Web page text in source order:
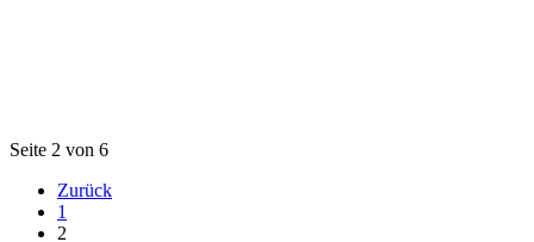
Seite 2 von 6
Zurück
1
2